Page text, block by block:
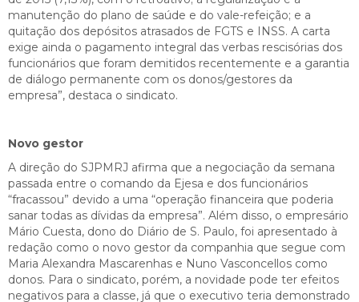
manutenção do plano de saúde e do vale-refeição; e a
quitação dos depósitos atrasados de FGTS e INSS. A carta
exige ainda o pagamento integral das verbas rescisórias dos
funcionários que foram demitidos recentemente e a garantia
de diálogo permanente com os donos/gestores da
empresa”, destaca o sindicato.
Novo gestor
A direção do SJPMRJ afirma que a negociação da semana
passada entre o comando da Ejesa e dos funcionários
“fracassou” devido a uma “operação financeira que poderia
sanar todas as dívidas da empresa”. Além disso, o empresário
Mário Cuesta, dono do Diário de S. Paulo, foi apresentado à
redação como o novo gestor da companhia que segue com
Maria Alexandra Mascarenhas e Nuno Vasconcellos como
donos. Para o sindicato, porém, a novidade pode ter efeitos
negativos para a classe, já que o executivo teria demonstrado